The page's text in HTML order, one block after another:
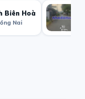
Biên Hoà
Nai